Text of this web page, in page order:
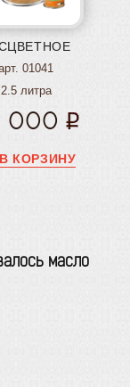
01041
2.5 литра
000
В КОРЗИНУ
масло